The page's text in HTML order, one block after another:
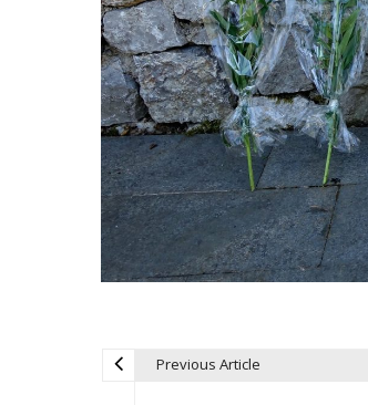
Previous Article